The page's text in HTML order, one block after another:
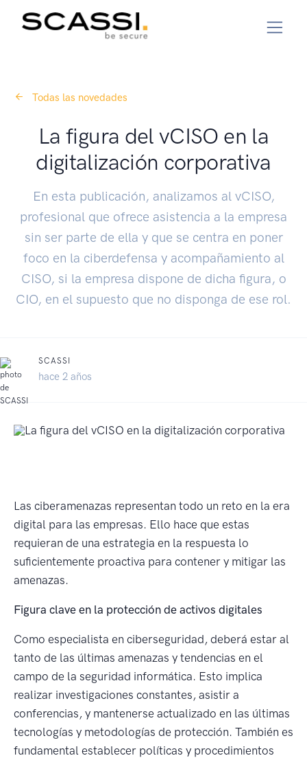
Todas las novedades
La figura del vCISO en la
digitalización corporativa
En esta publicación, analizamos al vCISO,
profesional que ofrece asistencia a la empresa
sin ser parte de ella y que se centra en poner
foco en la ciberdefensa y acompañamiento al
CISO, si la empresa dispone de dicha figura, o
CIO, en el supuesto que no disponga de ese rol.
SCASSI
hace 2 años
Las ciberamenazas representan todo un reto en la era
digital para las empresas. Ello hace que estas
requieran de una estrategia en la respuesta lo
suficientemente proactiva para contener y mitigar las
amenazas.
Figura clave en la protección de activos digitales
Como especialista en ciberseguridad, deberá estar al
tanto de las últimas amenazas y tendencias en el
campo de la seguridad informática. Esto implica
realizar investigaciones constantes, asistir a
conferencias, y mantenerse actualizado en las últimas
tecnologías y metodologías de protección. También es
fundamental establecer políticas y procedimientos